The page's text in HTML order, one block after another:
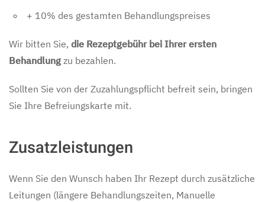
+ 10% des gestamten Behandlungspreises
Wir bitten Sie, die Rezeptgebühr bei Ihrer ersten
Behandlung zu bezahlen.
Sollten Sie von der Zuzahlungspflicht befreit sein, bringen
Sie Ihre Befreiungskarte mit.
Zusatzleistungen
Wenn Sie den Wunsch haben Ihr Rezept durch zusätzliche
Leitungen (längere Behandlungszeiten, Manuelle